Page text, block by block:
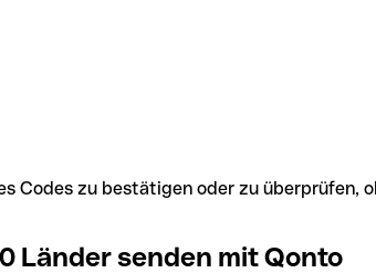
zu bestätigen oder zu überprüfen,
Länder senden mit Qonto